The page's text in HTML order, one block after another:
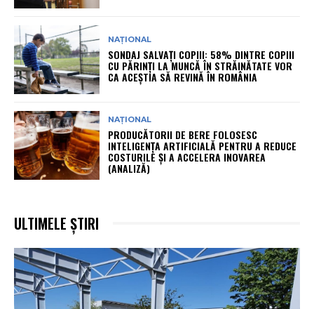
NAȚIONAL
SONDAJ SALVAȚI COPIII: 58% DINTRE COPIII
CU PĂRINȚI LA MUNCĂ ÎN STRĂINĂTATE VOR
CA ACEȘTIA SĂ REVINĂ ÎN ROMÂNIA
NAȚIONAL
PRODUCĂTORII DE BERE FOLOSESC
INTELIGENȚA ARTIFICIALĂ PENTRU A REDUCE
COSTURILE ȘI A ACCELERA INOVAREA
(ANALIZĂ)
ULTIMELE ȘTIRI